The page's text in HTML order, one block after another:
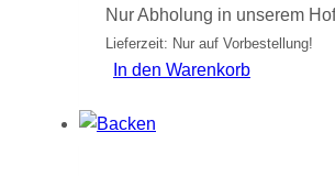
Nur Abholung in unserem
Lieferzeit: Nur auf Vorbestellung!
In den Warenkorb